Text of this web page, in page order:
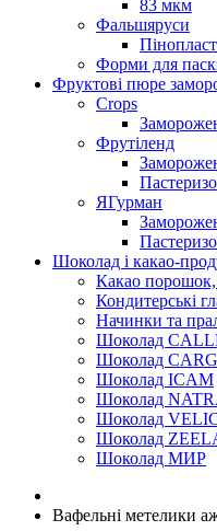
83 мкм
Фальшяруси
Форми для
Фруктові пюре
Crops
Фрутіленд
ЯГурман
Шоколад і какао-
Какао порошок,
Кондитерські
Начинки та
Шоколад
Шоколад
Шоколад ICAM
Шоколад
Шоколад
Шоколад
Шоколад МИР
Вафельні метелики